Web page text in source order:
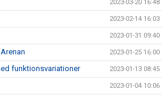
2023-03-20 16:48
2023-02-14 16:03
2023-01-31 09:40
2023-01-25 16:00
funktionsvariationer 2023-01-13 08:45
2023-01-04 10:06